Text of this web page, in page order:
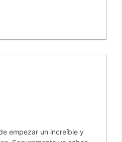
empezar un increíble y